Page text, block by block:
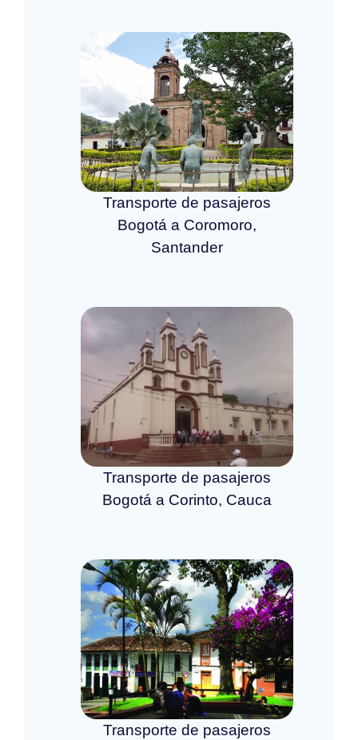
Transporte de pasajeros
Bogotá a Coromoro,
Santander
Transporte de pasajeros
Bogotá a Corinto, Cauca
Transporte de pasajeros